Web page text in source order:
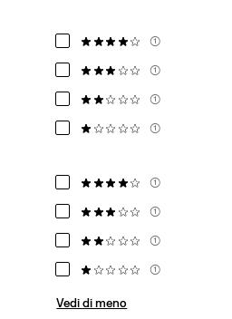
(1)
(1)
(1)
(1)
(1)
(1)
(1)
(1)
Vedi di meno